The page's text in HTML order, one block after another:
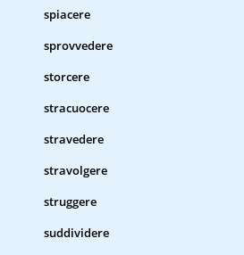
spiacere
sprovvedere
storcere
stracuocere
stravedere
stravolgere
struggere
suddividere